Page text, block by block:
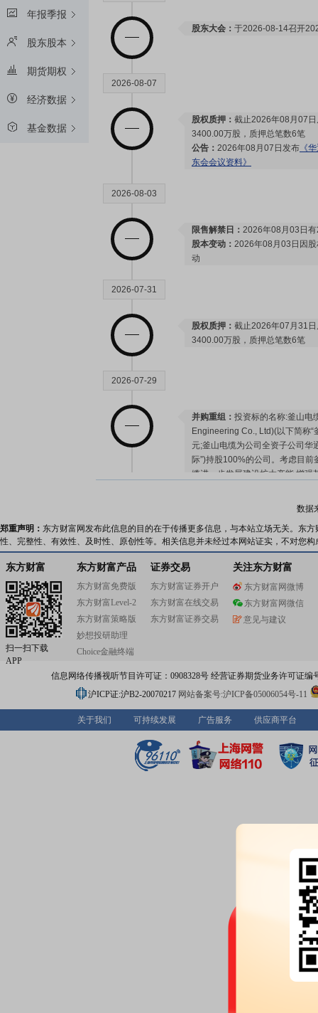
年报季报
股东股本
期货期权
经济数据
基金数据
股东大会： 于2026-08-14召开
2026-08-07
股权质押： 截止2026年08月07
3400.00万股，质押总笔数6笔
公告： 2026年08月07日发布 《
东会会议资料》
2026-08-03
限售解禁日： 2026年08月03日
股本变动： 2026年08月03日因
动
2026-07-31
股权质押： 截止2026年07月31
3400.00万股，质押总笔数6笔
2026-07-29
并购重组： 投资标的名称:釜山电
Engineering Co., Ltd)(以下简称
元;釜山电缆为公司全资子公司华
际”)持股100%的公司。考虑目
缆进一步发展建设扩大产能,增强
司章程(修订稿)》等10条公告
2026-07-24
公告： 2026年07月24日发布《
司诉讼情况的自愿性披露公告》
截止2026年07月24
2026-07-23
公告：2026年07月23日发布《
告》
2026-07-22
2026年07月21日发布《
象发行可转换公司债券的公告》
截止2026年07月17
数据
郑重声明： 东方财富网发布此信息的目的在于传播更多信息，与本站立场无关。东
性、完整性、有效性、及时性、原创性等。相关信息并未经过本网站证实，不对您
东方财富
扫一扫下载
APP
东方财富产品
东方财富免费版
东方财富Level-2
东方财富策略版
妙想投研助理
Choice金融终端
证券交易
东方财富证券开户
东方财富在线交易
东方财富证券交易
关注东方财富
东方财富网微博
东方财富网微信
意见与建议
信息网络传播视听节目许可证：0908328号 经营证券期货业务许可证编
沪ICP证:沪B2-20070217 网站备案号:沪ICP备05006054号-11
关于我们 可持续发展 广告服务 供应商平台